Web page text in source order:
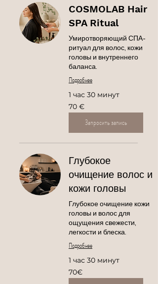
COSMOLAB Hair
SPA Ritual
Умиротворяющий СПА-
ритуал для волос, кожи
головы и внутреннего
баланса.
Подробнее
1 час 30 минут
70
евро
70 €
Запросить запись
Глубокое
очищение волос и
кожи головы
Глубокое очищение кожи
головы и волос для
ощущения свежести,
легкости и блеска.
Подробнее
1 час 30 минут
70€
70€